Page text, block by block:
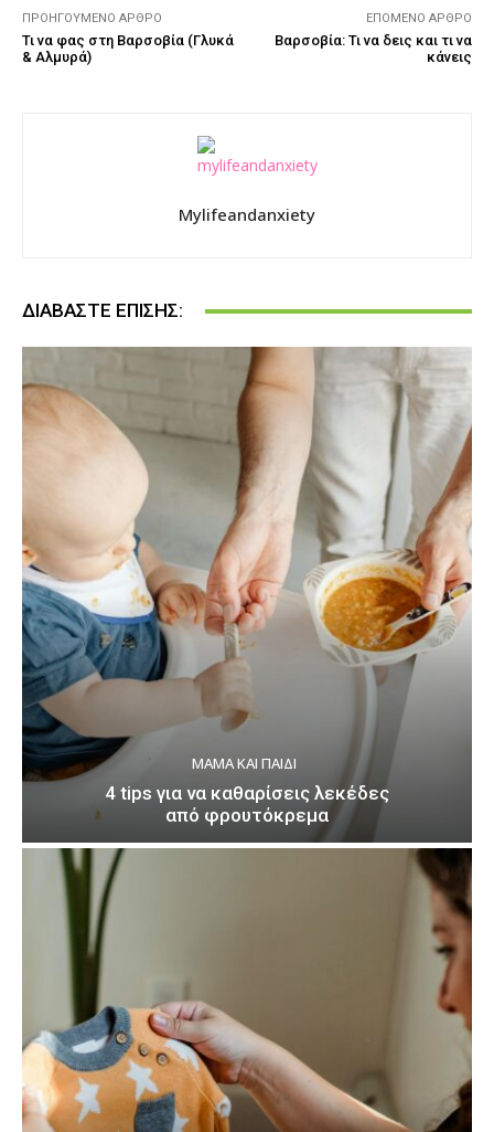
ΠΡΟΗΓΟΎΜΕΝΟ ΆΡΘΡΟ
Τι να φας στη Βαρσοβία (Γλυκά
& Αλμυρά)
ΕΠΌΜΕΝΟ ΆΡΘΡΟ
Βαρσοβία: Τι να δεις και τι να
κάνεις
Mylifeandanxiety
ΔΙΑΒΆΣΤΕ ΕΠΊΣΗΣ:
ΜΑΜΆ ΚΑΙ ΠΑΙΔΊ
4 tips για να καθαρίσεις λεκέδες
από φρουτόκρεμα